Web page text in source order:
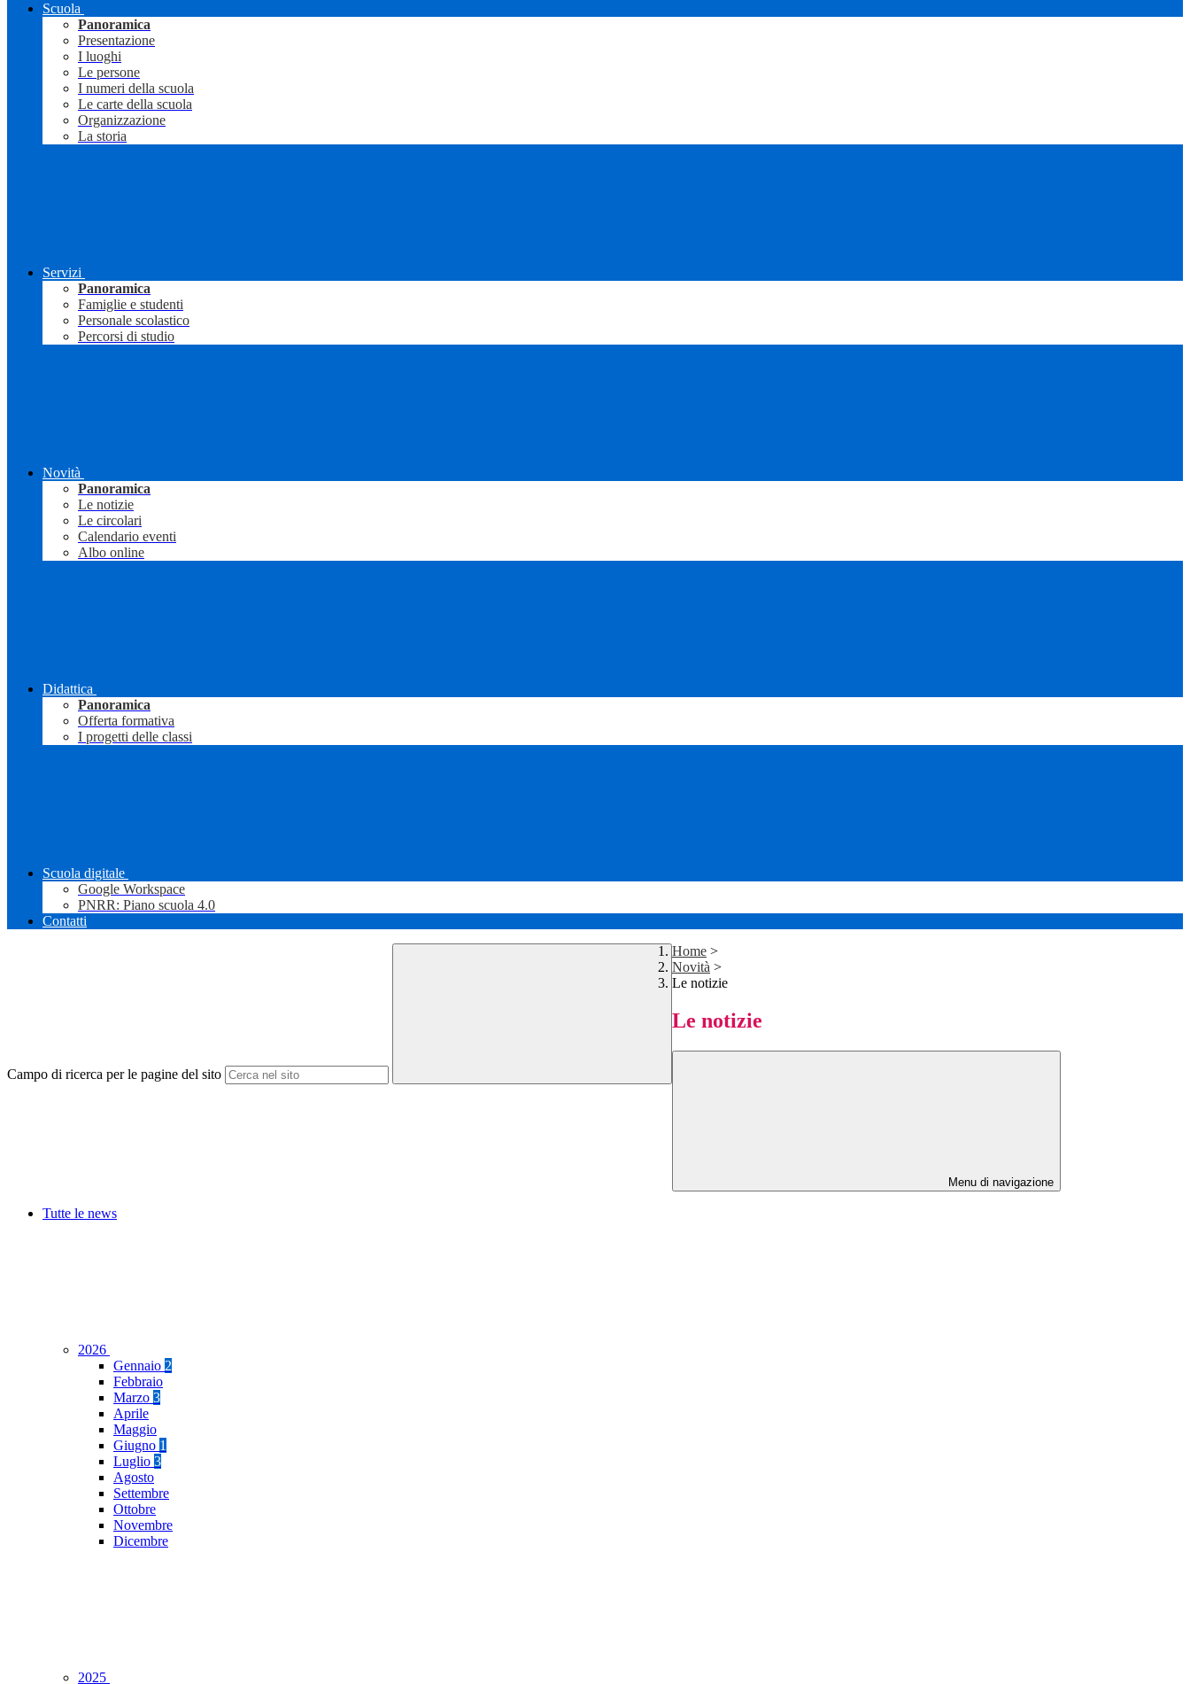
Scuola
Panoramica
Presentazione
I luoghi
Le persone
I numeri della scuola
Le carte della scuola
Organizzazione
La storia
Servizi
Panoramica
Famiglie e studenti
Personale scolastico
Percorsi di studio
Novità
Panoramica
Le notizie
Le circolari
Calendario eventi
Albo online
Didattica
Panoramica
Offerta formativa
I progetti delle classi
Scuola digitale
Google Workspace
PNRR: Piano scuola 4.0
Contatti
Campo di ricerca per le pagine del sito
Home >
Novità >
Le notizie
Le notizie
Menu di navigazione
Tutte le news
2026
Gennaio 2
Febbraio
Marzo 3
Aprile
Maggio
Giugno 1
Luglio 3
Agosto
Settembre
Ottobre
Novembre
Dicembre
2025